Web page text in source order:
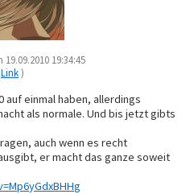
19:34:45
Link)
auf einmal haben, allerdings
als normale. Und bis jetzt gibts
auch wenn es recht
er macht das ganze soweit